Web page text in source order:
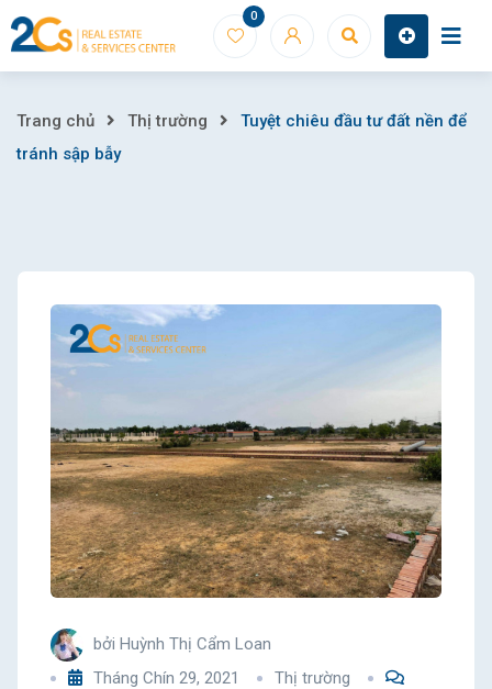
Skip
to
0
Tuyệt
tư
đất
nền
để
tránh
sập
bẫy
Trang chủ Thị trường
Tuyệt chiêu đầu tư đất nền để
tránh sập bẫy
bởi Huỳnh Thị Cẩm Loan
Tháng Chín 29, 2021
Thị trường